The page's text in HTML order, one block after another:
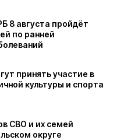
8 августа пройдёт
по ранней
принять участие в
культуры и спорта
СВО и их семей
округе